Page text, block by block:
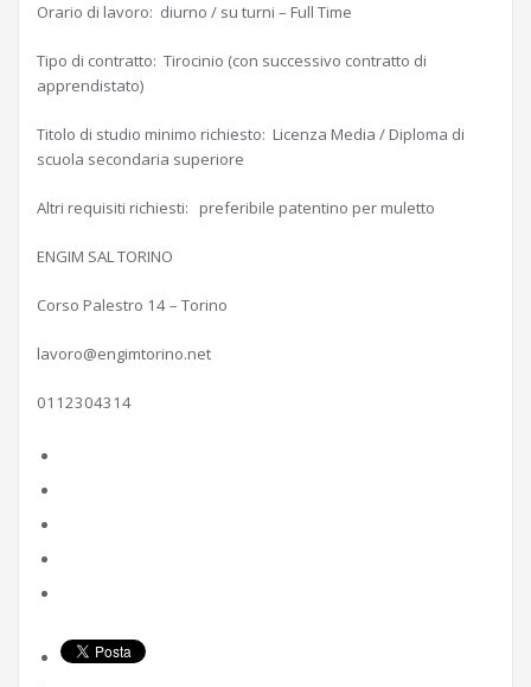
Orario di lavoro: diurno / su turni – Full Time
Tipo di contratto: Tirocinio (con successivo contratto di
apprendistato)
Titolo di studio minimo richiesto: Licenza Media / Diploma di
scuola secondaria superiore
Altri requisiti richiesti: preferibile patentino per muletto
ENGIM SAL TORINO
Corso Palestro 14 – Torino
lavoro@engimtorino.net
0112304314